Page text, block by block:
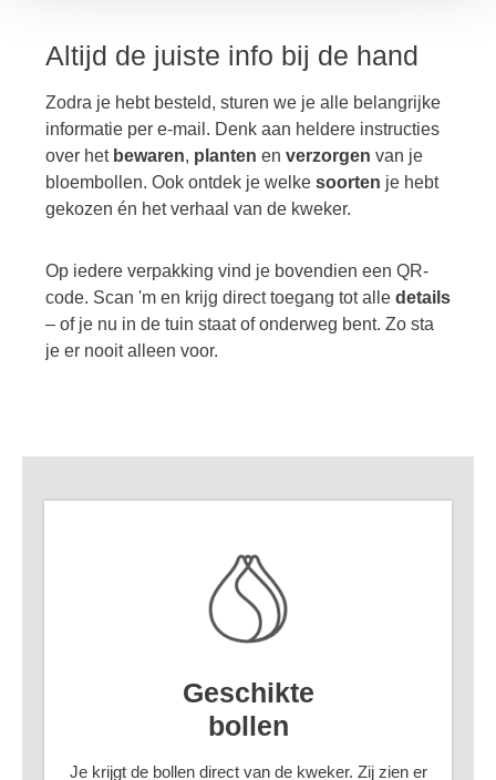
Altijd de juiste info bij de hand
Zodra je hebt besteld, sturen we je alle belangrijke
informatie per e-mail. Denk aan heldere instructies
over het bewaren, planten en verzorgen van je
bloembollen. Ook ontdek je welke soorten je hebt
gekozen én het verhaal van de kweker.
Op iedere verpakking vind je bovendien een QR-
code. Scan 'm en krijg direct toegang tot alle details
– of je nu in de tuin staat of onderweg bent. Zo sta
je er nooit alleen voor.
Geschikte
bollen
Je krijgt de bollen direct van de kweker. Zij zien er